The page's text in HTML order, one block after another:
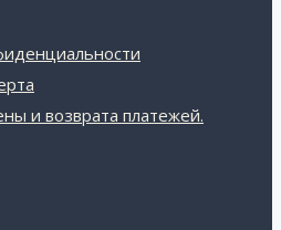
и возврата платежей.